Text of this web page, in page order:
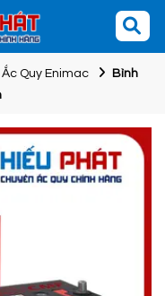
Ắc Quy Enimac
Bình